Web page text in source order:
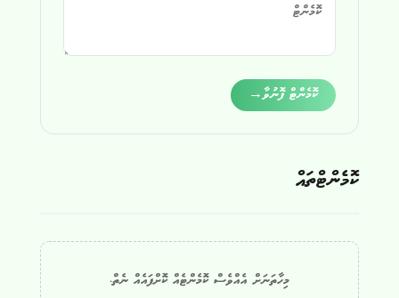
ކޮމެންޓް ފޮނުވާ→
ކޮމެންޓްތައް
މިހާތަނަށް އެއްވެސް ކޮމެންޓެއް ކޮށްފައެއް ނެތް.